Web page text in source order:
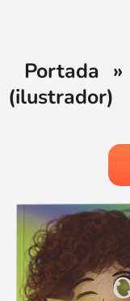
Portada »
(ilustrador)